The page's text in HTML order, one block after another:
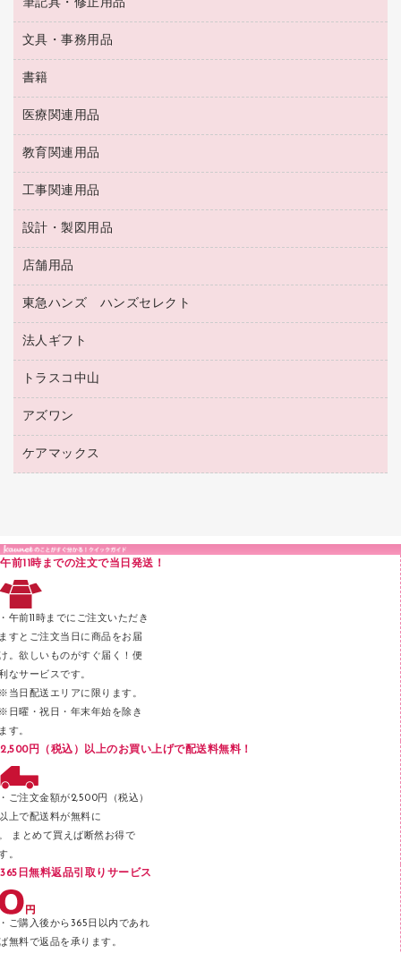
ティッシュペーパー
ダストボックス
タオル・アメニティ用品
スリッパ・サンダル・シューズ
スポーツ・レジャー用品
ゴミ袋
キッチン用品
食品添加物製品
その他電子文具
伝票
典礼用品
帳簿
額縁
各種用紙
ルーズリーフ
名刺整理用品
板目表紙・綴込表紙
背幅が伸びるファイル
統一伝票用ファイル
収納保存用品
レターファイル
リングファイル
プレゼン用ファイル
ファイルボックス
パイプ式ファイル
その他ファイル
クリヤーホルダー
クリヤーブック（差替式）
クリヤーブック（固定式）
Ｚ式ファイル
２穴リフィル・２穴インデックス
筆記具・修正用品
万年筆
消しゴム
修正液・修正ペン
修正テープ
鉛筆
マーキングペン（油性）
マーキングペン（水性）
ボールペン（油性）
ボールペン（ゲルインク）
シャープペンシル用替芯
文具・事務用品
輪ゴム
両面テープ
名札
保管・整理用品
壁面／足元収納
備品／小物ケース
透明テープ 事務用
電話台
針なしステープラー
紙めくり
裁断機
印章用品
ラベル類
メンディングテープ
メッシュケース／ペンケース
フロアケース
ブックエンド／ブックスタンド
パンチ
テープカッター
書籍
パソコンソフト
医療関連用品
保健用品
使い捨て手袋
感染症対策用品
介護用品
医療関連用品
教育関連用品
教育関連用品
工事関連用品
工事関連用品
設計・製図用品
設計・製図用品
店舗用品
店舗運営用品
陳列什器
紙手提げ袋
レジ・ポリ袋
ディスプレイ用品
カウンター／お会計用品
東急ハンズ ハンズセレクト
東急ハンズ
法人ギフト
高島屋
高島屋（食品・飲料）
カウネットギフト（食品・飲料）
トラスコ中山
建築・作業用品
アズワン
医療・介護用品（食品・飲料・食添製品）
ケアマックス
午前11時までの注文で当日発送！
午前11時までにご注文いただき
すとご注文当日に商品をお届
。欲しいものがすぐ届く！便
なサービスです。
当日配送エリアに限ります。
日曜・祝日・年末年始を除き
す。
2,500円（税込）以上のお買い上げで配送料無料！
ご注文金額が2,500円（税込）
上で配送料が無料に
まとめて買えば断然お得で
。
365日無料返品引取りサービス
ご購入後から365日以内であれ
無料で返品を承ります。